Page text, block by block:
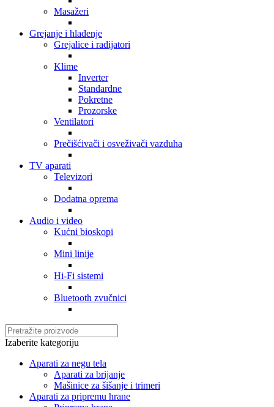
Masažeri
Grejanje i hlađenje
Grejalice i radijatori
Klime
Inverter
Standardne
Pokretne
Prozorske
Ventilatori
Prečišćivači i osveživači vazduha
TV aparati
Televizori
Dodatna oprema
Audio i video
Kućni bioskopi
Mini linije
Hi-Fi sistemi
Bluetooth zvučnici
Izaberite kategoriju
Aparati za negu tela
Aparati za brijanje
Mašinice za šišanje i trimeri
Aparati za pripremu hrane